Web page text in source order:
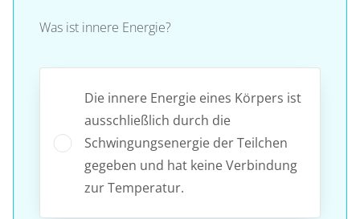
Was ist innere Energie?
Die innere Energie eines Körpers ist
ausschließlich durch die
Schwingungsenergie der Teilchen
gegeben und hat keine Verbindung
zur Temperatur.